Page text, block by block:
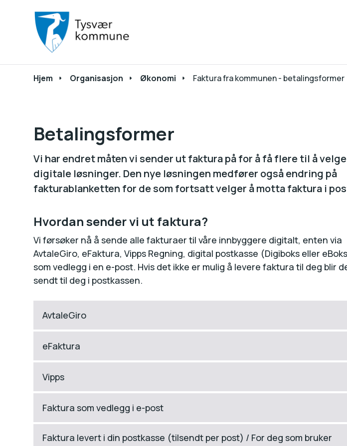
Du er her:
Hjem Organisasjon Økonomi Faktura fra kommunen - betalingsformer
Betalingsformer
Vi har endret måten vi sender ut faktura på for å få flere til å velge
digitale løsninger. Den nye løsningen medfører også endring på
fakturablanketten for de som fortsatt velger å motta faktura i
Hvordan sender vi ut faktura?
Vi førsøker nå å sende alle fakturaer til våre innbyggere digitalt, enten via
AvtaleGiro, eFaktura, Vipps Regning, digital postkasse (Digiboks eller
som vedlegg i en e-post. Hvis det ikke er mulig å levere faktura til deg blir
sendt til deg i postkassen.
AvtaleGiro
eFaktura
Vipps
Faktura som vedlegg i e-post
Faktura levert i din postkasse (tilsendt per post) / For deg som bruker